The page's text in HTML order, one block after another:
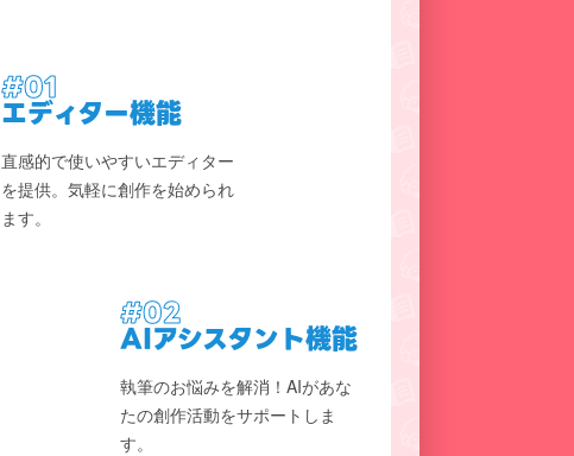
#01
エディター機能
直感的で使いやすいエディター
を提供。気軽に創作を始められ
ます。
#02
AIアシスタント機能
執筆のお悩みを解消！AIがあな
たの創作活動をサポートしま
す。